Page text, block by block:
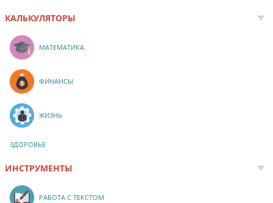
КАЛЬКУЛЯТОРЫ
МАТЕМАТИКА
ФИНАНСЫ
ЖИЗНЬ
ЗДОРОВЬЕ
ИНСТРУМЕНТЫ
РАБОТА С ТЕКСТОМ